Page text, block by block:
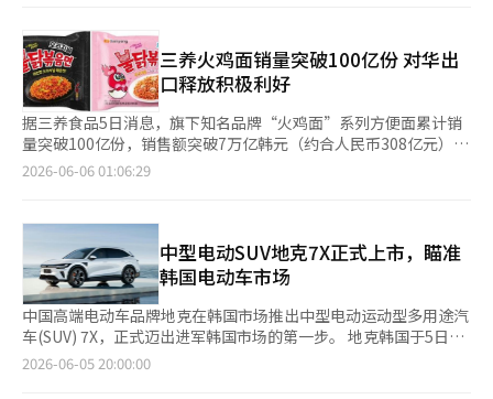
连续实现销量增长，今年上半年综合排名第10，且2030年代的购
买比例达到41.4%。 股市的活跃也对图书销售产生了影响。随着
KOSPI指数创下历史新高，投资热情持续，《为进步而投资股票》
排名综合第5。 在其他领域，社会问题也影响了销售。2022年出版
的已故前总理李海瓒的《李海瓒回忆录》在其去世后销量较去年同
期激增约1600倍，排名综合第4，社会政治领域第1。※ 本报道经
人工智能（AI）系统翻译与编辑。
年款的汽油车型“卡斯珀”和电动车型“卡斯珀EV”的交付延迟
通知。这一延迟通知自去年6月以来已持续超过一年。 各大在线社
区中，出现了“比去当兵的儿子还晚出来的车”的评论。在一些二
手车平台上，甚至出现了报价高于新车价格的情况。 新车发布延
迟的原因在于欧洲出口的扩大。负责生产的光州全球汽车制造公司
（GGM）将大量生产量优先分配给出口，导致国内供应无法满足
需求。 卡斯珀电动车在欧洲市场以“Inster”的名称销售，自
2024年开始出口以来，一直保持着稳定的受欢迎程度。 根据现代
细分市场（微型车级别）电动车市场的第二名。 在今年4月，
Inster在欧洲市场售出2974辆，成为现代汽车电动化车型中销量第
三的车型，仅次于途胜和科纳。 业内人士指出，Inster的成功与欧
洲特有的汽车消费文化密切相关。与国内市场以中型运动型多用途
车（SUV）为主流不同，欧洲市场仍偏好小型车。近期电动车价格
的上涨也促使更多消费者寻求入门级电动车，这也是Inster热销的
原因之一。 现代汽车相关人士表示：“在国内市场，卡斯珀的形
象较强，但在欧洲被视为实用的城市电动车。”同时指出：“由于
三养火鸡面销量突破100亿份 对华出
口释放积极利好
据三养食品5日消息，旗下知名品牌“火鸡面”系列方便面累计销
量突破100亿份，销售额突破7万亿韩元（约合人民币308亿元）。
据介绍，火鸡面系列的诞生源于三养食品副会长金廷修的一次偶然
年正式推出火鸡面。 火鸡面最初出口至日本、德国和新西兰等3个
国家，如今已成长为销往全球100多个国家和地区的代表性韩国方
便面品牌。数据显示，火鸡面系列自2017年累计销量突破10亿份
后增长迅猛，2022年达到40亿份，去年增至90亿份，今年突破
100亿份大关。 三养食品表示，目前火鸡面系列海外销量年均为20
亿份，相当于每秒售出63份，占韩国方便面出口总量的60%以
上。三养食品还宣布，借火鸡面累计销量突破100亿份之际，将推
出面向全球市场与数字化环境的新一代IP角色“PEPPO”。 除火
2026-06-06 01:06:29
中型电动SUV地克7X正式上市，瞄准
韩国电动车市场
中国高端电动车品牌地克在韩国市场推出中型电动运动型多用途汽
车(SUV) 7X，正式迈出进军韩国市场的第一步。 地克韩国于5日宣
布，在首尔等全国9个展厅展示7X，并开始接受预订。这款7X是首
2026-06-05 20:00:00